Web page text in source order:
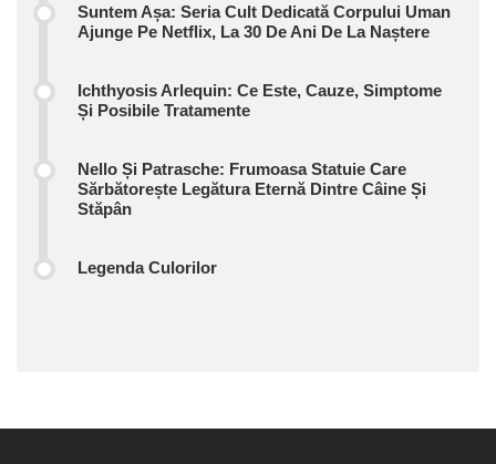
Suntem Așa: Seria Cult Dedicată Corpului Uman
Ajunge Pe Netflix, La 30 De Ani De La Naștere
Ichthyosis Arlequin: Ce Este, Cauze, Simptome
Și Posibile Tratamente
Nello Și Patrasche: Frumoasa Statuie Care
Sărbătorește Legătura Eternă Dintre Câine Și
Stăpân
Legenda Culorilor